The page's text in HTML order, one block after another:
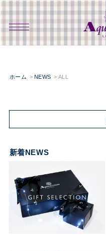
ホーム NEWS ALL
新着NEWS